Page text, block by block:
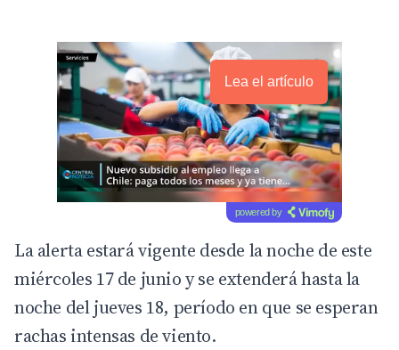
Lea el artículo
powered by
La alerta estará vigente desde la noche de este
miércoles 17 de junio y se extenderá hasta la
noche del jueves 18, período en que se esperan
rachas intensas de viento.